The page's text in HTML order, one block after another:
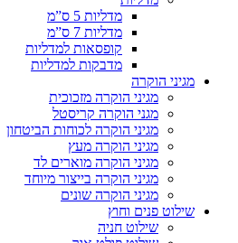
מדליות 5 ס”מ
מדליות 7 ס”מ
קופסאות למדליות
מדבקות למדליות
מגיני הוקרה
מגיני הוקרה מזכוכית
מגני הוקרה קריסטל
מגיני הוקרה לכוחות הביטחון
מגיני הוקרה מעץ
מגיני הוקרה מוארים לד
מגיני הוקרה בייצור מיוחד
מגיני הוקרה שונים
שילוט פנים וחוץ
שילוט חניה